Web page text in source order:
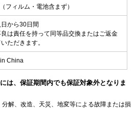
フィルム・電池含まず）
から30日間
は責任を持って同等品交換またはご返金
ただきます。
China
は、保証期間内でも保証対象外となりま
解、改造、天災、地変等による故障または損